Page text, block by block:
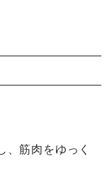
、筋肉をゆっく